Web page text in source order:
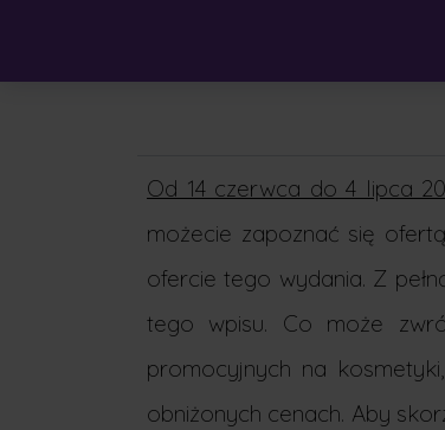
Od 14 czerwca do 4 lipca
możecie zapoznać się
ofercie tego wydania. Z
tego wpisu. Co może
promocyjnych na
obniżonych cenach. Aby